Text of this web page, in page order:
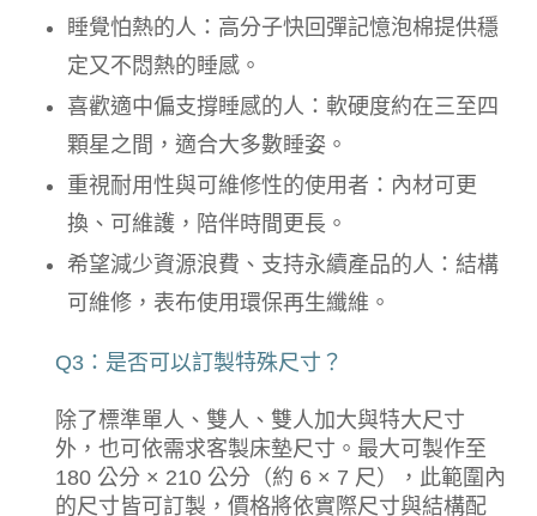
睡覺怕熱的人：高分子快回彈記憶泡棉提供穩
定又不悶熱的睡感。
喜歡適中偏支撐睡感的人：軟硬度約在三至四
顆星之間，適合大多數睡姿。
重視耐用性與可維修性的使用者：內材可更
換、可維護，陪伴時間更長。
希望減少資源浪費、支持永續產品的人：結構
可維修，表布使用環保再生纖維。
Q3：是否可以訂製特殊尺寸？
除了標準單人、雙人、雙人加大與特大尺寸
外，也可依需求客製床墊尺寸。最大可製作至
180 公分 × 210 公分（約 6 × 7 尺），此範圍內
的尺寸皆可訂製，價格將依實際尺寸與結構配